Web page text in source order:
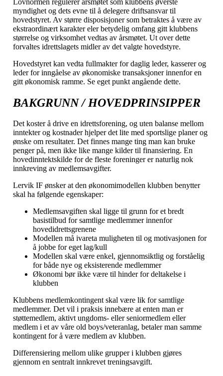
myndighet og dets evne til å delegere driftsansvar til
hovedstyret. Av større disposisjoner som betraktes å være av
ekstraordinært karakter eler betydelig omfang gitt klubbens
størrelse og virksomhet vedtas av årsmøtet. Ut over dette
forvaltes idrettslagets midler av det valgte hovedstyre.
Hovedstyret kan vedta fullmakter for daglig leder, kasserer og
leder for inngåelse av økonomiske transaksjoner innenfor en
gitt økonomisk ramme. Se eget punkt angående dette.
BAKGRUNN / HOVEDPRINSIPPER
Det koster å drive en idrettsforening, og uten balanse mellom
inntekter og kostnader hjelper det lite med sportslige planer og
ønske om resultater. Det finnes mange ting man kan bruke
penger på, men ikke like mange kilder til finansiering. En
hovedinntektskilde for de fleste foreninger er naturlig nok
innkreving av medlemsavgifter.
Lervik IF ønsker at den økonomimodellen klubben benytter
skal ha følgende egenskaper:
Medlemsavgiften skal ligge til grunn for et bredt
basistilbud for samtlige medlemmer innenfor
hovedidrettsgrenene
Modellen må ivareta muligheten til og motivasjonen for
å jobbe for eget lag/kull
Modellen skal være enkel, gjennomsiktlig og forståelig
for både nye og eksisterende medlemmer
Økonomi bør ikke være til hinder for deltakelse i
klubben
Klubbens medlemkontingent skal være lik for samtlige
medlemmer. Det vil i praksis innebære at enten man er
støttemedlem, aktivt ungdoms- eller seniormedlem eller
medlem i et av våre old boys/veteranlag, betaler man samme
kontingent for å være medlem av klubben.
Differensiering mellom ulike grupper i klubben gjøres
gjennom en sentralt innkrevet treningsavgift.